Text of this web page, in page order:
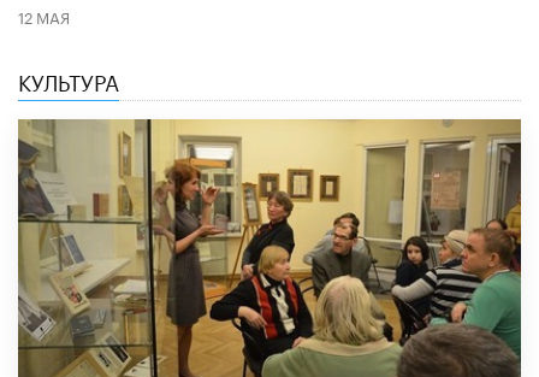
12 МАЯ
КУЛЬТУРА